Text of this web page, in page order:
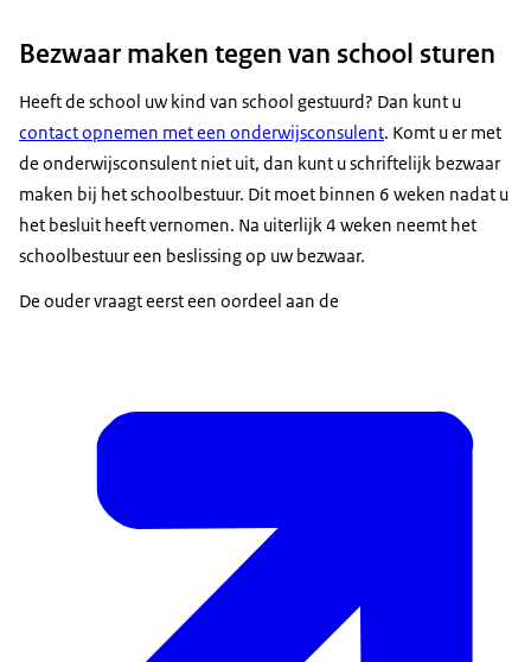
Bezwaar maken tegen van school sturen
Heeft de school uw kind van school gestuurd? Dan kunt u
contact opnemen met een onderwijsconsulent. Komt u er met
de onderwijsconsulent niet uit, dan kunt u schriftelijk bezwaar
maken bij het schoolbestuur. Dit moet binnen 6 weken nadat u
het besluit heeft vernomen. Na uiterlijk 4 weken neemt het
schoolbestuur een beslissing op uw bezwaar.
De ouder vraagt eerst een oordeel aan de